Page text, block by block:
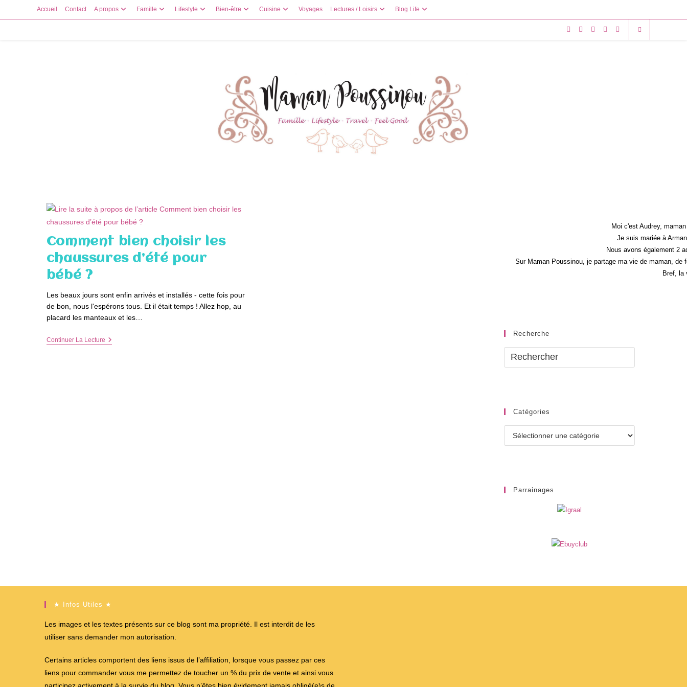
to
Accueil Contact A propos Famille Lifestyle Bien-être Cuisine Voyages Lectures / Loisirs Blog Life
Comment bien choisir les
chaussures d’été pour
bébé ?
Les beaux jours sont enfin arrivés et installés - cette fois pour
de bon, nous l'espérons tous. Et il était temps ! Allez hop, au
placard les manteaux et les…
Continuer La LectureComment
Moi c'est Audrey,
Je suis mariée à
Nous avons également 2
Sur Maman Poussinou, je partage ma vie de maman,
Bref, la
Recherche
Catégories
Parrainages
★ Infos Utiles ★
Les images et les textes présents sur ce blog sont ma propriété. Il est interdit de les
utiliser sans demander mon autorisation.
Certains articles comportent des liens issus de l’affiliation, lorsque vous passez par ces
liens pour commander vous me permettez de toucher un % du prix de vente et ainsi vous